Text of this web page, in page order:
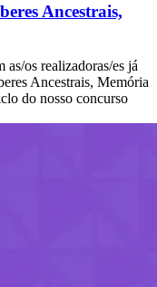
Ancestrais,
as/os realizadoras/es já
Ancestrais, Memória
do nosso concurso